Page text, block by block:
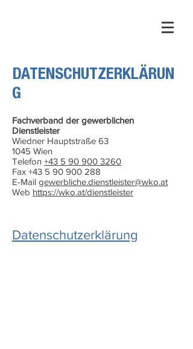
DATENSCHUTZERKLÄRUN
G
Fachverband der gewerblichen
Dienstleister
Wiedner Hauptstraße 63
1045 Wien
Telefon +43 5 90 900 3260
Fax +43 5 90 900 288
E-Mail gewerbliche.dienstleister@wko.at
Web https://wko.at/dienstleister
Datenschutzerklärung